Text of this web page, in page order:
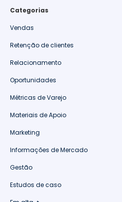
Categorias
Vendas
Retenção de clientes
Relacionamento
Oportunidades
Métricas de Varejo
Materiais de Apoio
Marketing
Informações de Mercado
Gestão
Estudos de caso